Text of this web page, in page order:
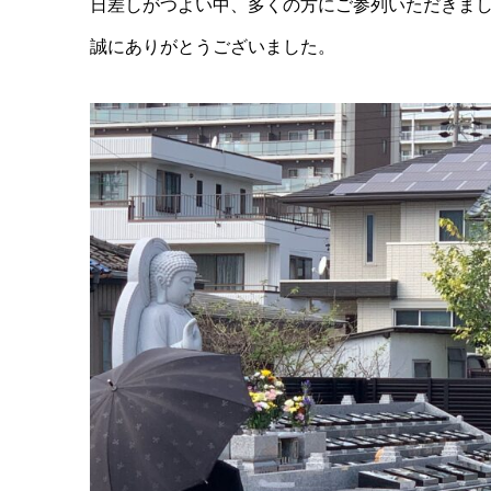
日差しがつよい中、多くの方にご参列いただきま
誠にありがとうございました。